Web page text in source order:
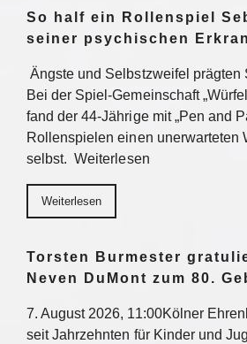
So half ein Rollenspiel
seiner psychischen
Ängste und Selbstzweifel prägten
Bei der Spiel-Gemeinschaft
fand der 44-Jährige mit „Pen and
Rollenspielen einen unerwarteten
selbst. Weiterlesen
Weiterlesen
Torsten Burmester
Neven DuMont zum 80.
7. August 2026, 11:00Kölner
seit Jahrzehnten für Kinder und